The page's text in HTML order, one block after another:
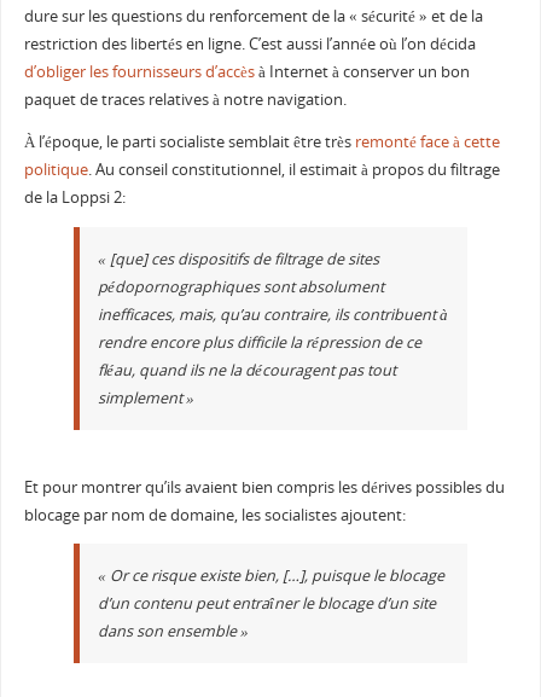
dure sur les questions du renforcement de la « sécurité » et de la
restriction des libertés en ligne. C’est aussi l’année où l’on décida
d’obliger les fournisseurs d’accèsà Internet à conserver un bon
paquet de traces relatives à notre navigation.
À l’époque, le parti socialiste semblait être très remonté face à cette
politique. Au conseil constitutionnel, il estimait à propos du filtrage
de la Loppsi 2:
« [que] ces dispositifs de filtrage de sites
pédopornographiques sont absolument
inefficaces, mais, qu’au contraire, ils contribuent à
rendre encore plus difficile la répression de ce
fléau, quand ils ne la découragent pas tout
simplement »
Et pour montrer qu’ils avaient bien compris les dérives possibles du
blocage par nom de domaine, les socialistes ajoutent:
« Or ce risque existe bien, […], puisque le blocage
d’un contenu peut entraîner le blocage d’un site
dans son ensemble »